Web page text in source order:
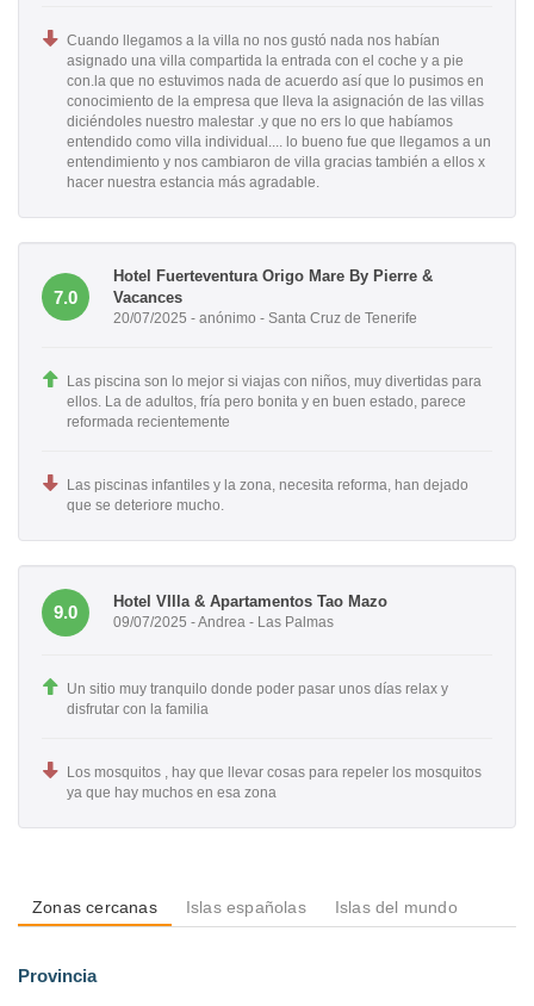
Cuando llegamos a la villa no nos gustó nada nos habían
asignado una villa compartida la entrada con el coche y a pie
con.la que no estuvimos nada de acuerdo así que lo pusimos en
conocimiento de la empresa que lleva la asignación de las villas
diciéndoles nuestro malestar .y que no ers lo que habíamos
entendido como villa individual.... lo bueno fue que llegamos a un
entendimiento y nos cambiaron de villa gracias también a ellos x
hacer nuestra estancia más agradable.
7.0
Hotel Fuerteventura Origo Mare By Pierre &
Vacances
20/07/2025 - anónimo - Santa Cruz de Tenerife
Las piscina son lo mejor si viajas con niños, muy divertidas para
ellos. La de adultos, fría pero bonita y en buen estado, parece
reformada recientemente
Las piscinas infantiles y la zona, necesita reforma, han dejado
que se deteriore mucho.
9.0
Hotel VIlla & Apartamentos Tao Mazo
09/07/2025 - Andrea - Las Palmas
Un sitio muy tranquilo donde poder pasar unos días relax y
disfrutar con la familia
Los mosquitos , hay que llevar cosas para repeler los mosquitos
ya que hay muchos en esa zona
Zonas cercanas Islas españolas Islas del mundo
Provincia